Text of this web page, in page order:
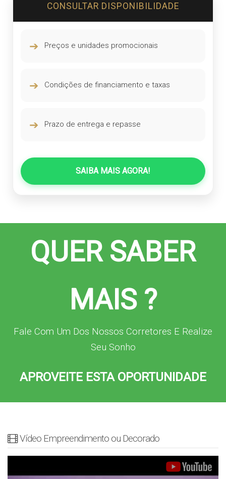
CONSULTAR DISPONIBILIDADE
➔ Preços e unidades promocionais
➔ Condições de financiamento e taxas
➔ Prazo de entrega e repasse
SAIBA MAIS AGORA!
QUER SABER
MAIS ?
Fale Com Um Dos Nossos Corretores E Realize
Seu Sonho
APROVEITE ESTA OPORTUNIDADE
Vídeo Empreendimento ou Decorado